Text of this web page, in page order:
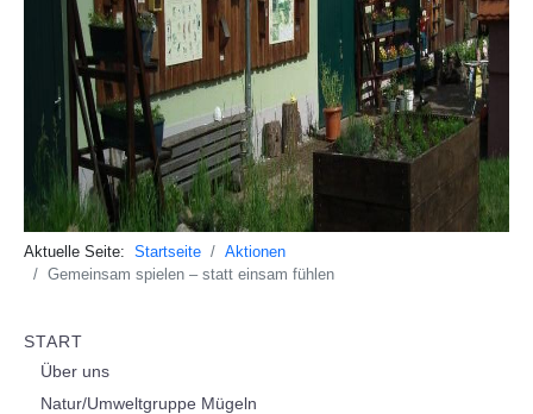
Aktuelle Seite: Startseite
Aktionen
Gemeinsam spielen – statt einsam fühlen
START
Über uns
Natur/Umweltgruppe Mügeln